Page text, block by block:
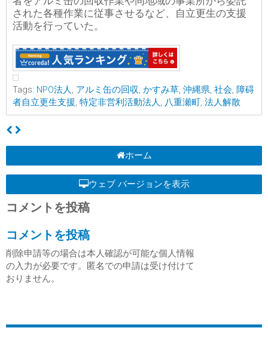
された各種作業に従事させるなど、自立更生の支援
活動を行っていた。
Tags: NPO法人 アルミ缶の回収 かすみ草 沖縄県 社会 障碍
者自立更生支援 特定非営利活動法人 八重瀬町 法人解散
ホーム
ウェブ バージョンを表示
コメントを投稿
コメントを投稿
削除申請等の場合は本人確認が可能な個人情報
の入力が必要です。匿名での申請は受け付けて
おりません。